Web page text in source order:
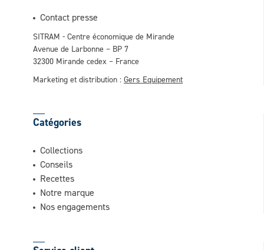
Contact presse
SITRAM - Centre économique de Mirande
Avenue de Larbonne – BP 7
32300 Mirande cedex – France
Marketing et distribution : Gers Equipement
Catégories
Collections
Conseils
Recettes
Notre marque
Nos engagements